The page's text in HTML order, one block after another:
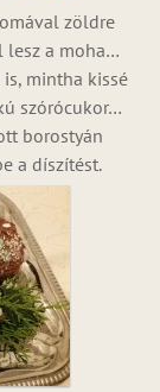
zöldre
lesz a moha…
mintha kissé
szórócukor…
borostyán
a díszítést.